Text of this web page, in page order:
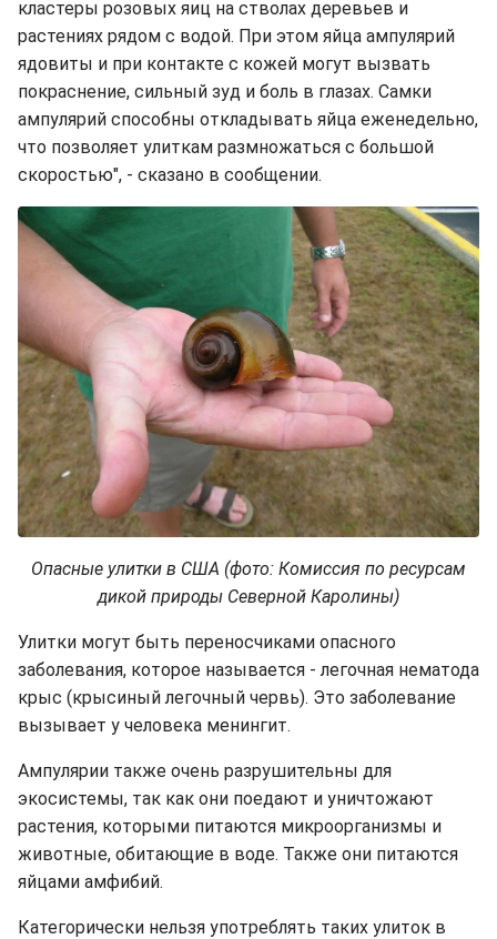
кластеры розовых яиц на стволах деревьев и
растениях рядом с водой. При этом яйца ампулярий
ядовиты и при контакте с кожей могут вызвать
покраснение, сильный зуд и боль в глазах. Самки
ампулярий способны откладывать яйца еженедельно,
что позволяет улиткам размножаться с большой
скоростью", - сказано в сообщении.
Опасные улитки в США (фото: Комиссия по ресурсам
дикой природы Северной Каролины)
Улитки могут быть переносчиками опасного
заболевания, которое называется - легочная нематода
крыс (крысиный легочный червь). Это заболевание
вызывает у человека менингит.
Ампулярии также очень разрушительны для
экосистемы, так как они поедают и уничтожают
растения, которыми питаются микроорганизмы и
животные, обитающие в воде. Также они питаются
яйцами амфибий.
Категорически нельзя употреблять таких улиток в